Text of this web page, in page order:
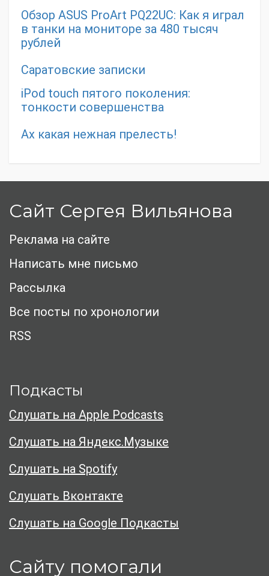
Обзор ASUS ProArt PQ22UC: Как я играл
в танки на мониторе за 480 тысяч
рублей
Саратовские записки
iPod touch пятого поколения:
тонкости совершенства
Ах какая нежная прелесть!
Сайт Сергея Вильянова
Реклама на сайте
Написать мне письмо
Рассылка
Все посты по хронологии
RSS
Подкасты
Слушать на Apple Podcasts
Слушать на Яндекс.Музыке
Слушать на Spotify
Слушать Вконтакте
Слушать на Google Подкасты
Сайту помогали